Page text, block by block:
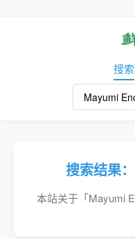
搜索
搜索结果：
本站关于「Mayumi